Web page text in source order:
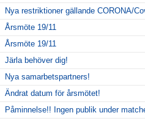
Nya restriktioner gällande CORONA/
Årsmöte 19/11
Årsmöte 19/11
Järla behöver dig!
Nya samarbetspartners!
Ändrat datum för årsmötet!
Påminnelse!! Ingen publik under